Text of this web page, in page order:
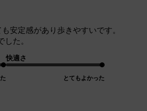
安定感があり歩きやすいです。
た。
快適さ
とてもよかった